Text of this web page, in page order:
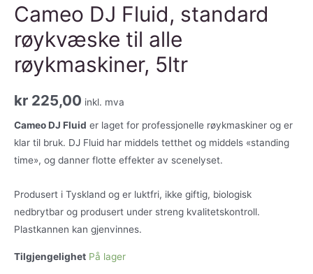
Cameo DJ Fluid, standard
røykvæske til alle
røykmaskiner, 5ltr
kr 225,00 inkl. mva
Cameo DJ Fluid er laget for professjonelle røykmaskiner og er
klar til bruk. DJ Fluid har middels tetthet og middels «standing
time», og danner flotte effekter av scenelyset.
Produsert i Tyskland og er luktfri, ikke giftig, biologisk
nedbrytbar og produsert under streng kvalitetskontroll.
Plastkannen kan gjenvinnes.
Tilgjengelighet På lager